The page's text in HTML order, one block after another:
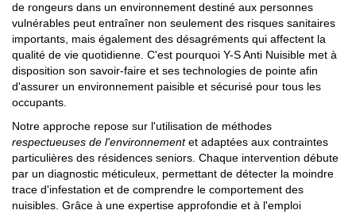
de rongeurs dans un environnement destiné aux personnes
vulnérables peut entraîner non seulement des risques sanitaires
importants, mais également des désagréments qui affectent la
qualité de vie quotidienne. C'est pourquoi Y-S Anti Nuisible met à
disposition son savoir-faire et ses technologies de pointe afin
d'assurer un environnement paisible et sécurisé pour tous les
occupants.
Notre approche repose sur l'utilisation de méthodes
respectueuses de l'environnementet adaptées aux contraintes
particulières des résidences seniors. Chaque intervention débute
par un diagnostic méticuleux, permettant de détecter la moindre
trace d'infestation et de comprendre le comportement des
nuisibles. Grâce à une expertise approfondie et à l'emploi